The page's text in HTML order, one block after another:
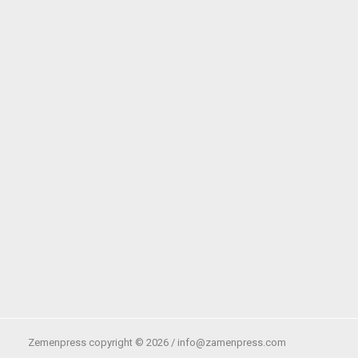
Zemenpress copyright © 2026 / info@zamenpress.com